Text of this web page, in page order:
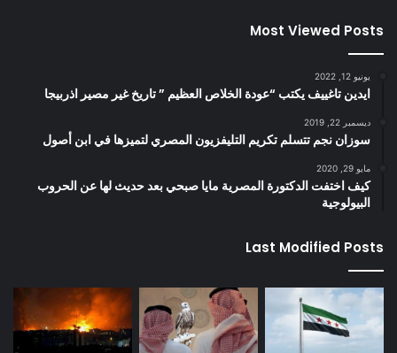
Most Viewed Posts
يونيو 12, 2022
ايدين تاغييف يكتب “عودة الخلاص العظيم ” تاريخ غير مصير اذربيجا
ديسمبر 22, 2019
سوزان نجم تتسلم تكريم التليفزيون المصري لتميزها في ابن أصول
مايو 29, 2020
كيف اختفت الدكتورة المصرية مايا صبحي بعد حديث لها عن الحروب
البيولوجية
Last Modified Posts